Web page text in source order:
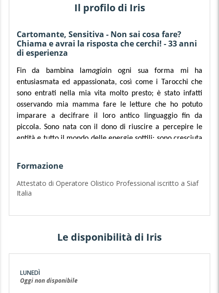
Il profilo di Iris
Cartomante, Sensitiva - Non sai cosa fare?
Chiama e avrai la risposta che cerchi! - 33 anni
di esperienza
Fin da bambina lamagiain ogni sua forma mi ha
entusiasmata ed appassionata, così come i Tarocchi che
sono entrati nella mia vita molto presto; è stato infatti
osservando mia mamma fare le letture che ho potuto
imparare a decifrare il loro antico linguaggio fin da
piccola. Sono nata con il dono di riuscire a percepire le
entità e tutto il mondo delle energie sottili: sono cresciuta
come se fosse la cosa più naturale di questo mondo!
mente e i processi cognitivi diventando esperta inpnle
tecniche di autoaffermazione. Ma l’essere umano non è
a integrare le varie discipline continuando a formarmi
SIAF Italia. Ho seguito così tanti corsi che
healing, Psych-k, channeling, medianità, meditazione,
riequilibrio energetico, riequilibrio dei chakra,
Formazione
Attestato di Operatore Olistico Professional iscritto a Siaf
Italia
Le disponibilità di Iris
LUNEDÌ
Oggi non disponibile